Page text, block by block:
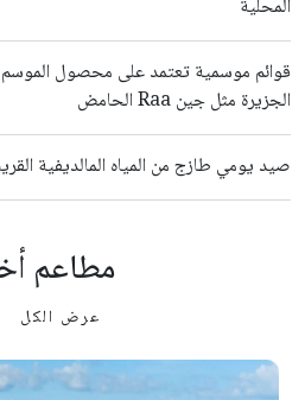
المحلية
قوائم موسمية تعتمد على محصول
الجزيرة مثل جين Raa الحامض
صيد يومي طازج من المياه المالديفية
مطاعم
عرض الكل